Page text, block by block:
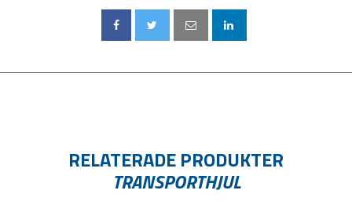
RELATERADE PRODUKTER
TRANSPORTHJUL